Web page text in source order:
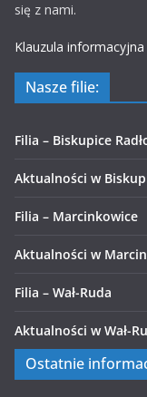
się z nami.
Klauzula informacyjna
Nasze filie:
Filia – Biskupice
Aktualności w
Filia – Marcinkowice
Aktualności w
Filia – Wał-Ruda
Aktualności w Wał-
Ostatnie